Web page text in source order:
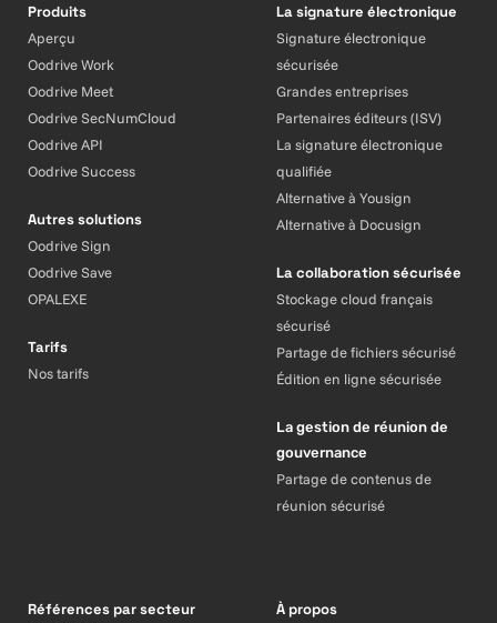
Produits
Aperçu
Oodrive Work
Oodrive Meet
Oodrive SecNumCloud
Oodrive API
Oodrive Success
Autres solutions
Oodrive Sign
Oodrive Save
OPALEXE
Tarifs
Nos tarifs
La signature électronique
Signature électronique
sécurisée
Grandes entreprises
Partenaires éditeurs (ISV)
La signature électronique
qualifiée
Alternative à Yousign
Alternative à Docusign
La collaboration sécurisée
Stockage cloud français
sécurisé
Partage de fichiers sécurisé
Édition en ligne sécurisée
La gestion de réunion de
gouvernance
Partage de contenus de
réunion sécurisé
Références par secteur
À propos